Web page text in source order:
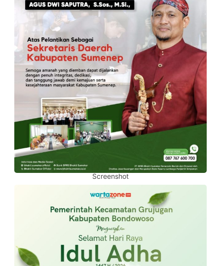
Screenshot